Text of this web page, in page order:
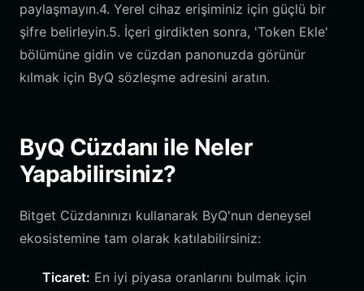
paylaşmayın.4. Yerel cihaz erişiminiz için güçlü bir
şifre belirleyin.5. İçeri girdikten sonra, 'Token Ekle'
bölümüne gidin ve cüzdan panonuzda görünür
kılmak için ByQ sözleşme adresini aratın.
ByQ Cüzdanı ile Neler
Yapabilirsiniz?
Bitget Cüzdanınızı kullanarak ByQ'nun deneysel
ekosistemine tam olarak katılabilirsiniz:
Ticaret: En iyi piyasa oranlarını bulmak için